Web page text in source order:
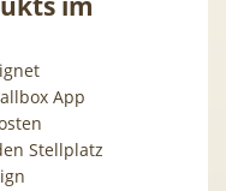
App
Stellplatz